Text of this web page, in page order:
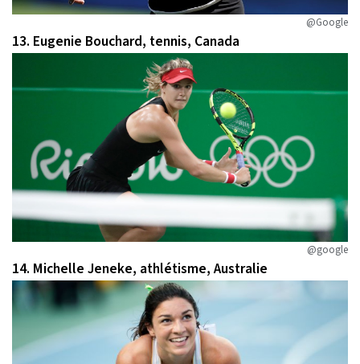
@Google
13. Eugenie Bouchard, tennis, Canada
@google
14. Michelle Jeneke, athlétisme, Australie